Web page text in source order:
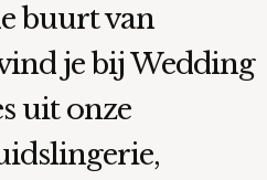
buurt van
je bij Wedding
uit onze